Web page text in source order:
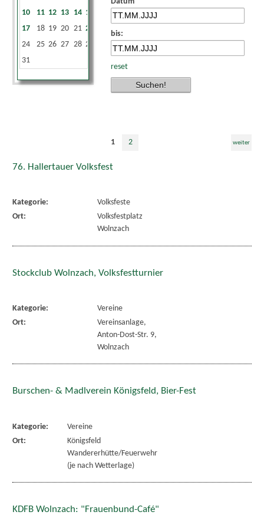
10
11 12 13 14 15
17
18 19 20 21 22
24
25 26 27 28 29
31
bis:
reset
1 2 weiter
76. Hallertauer Volksfest
Kategorie:
Volksfeste
Ort:
Volksfestplatz
Wolnzach
Stockclub Wolnzach, Volksfestturnier
Kategorie:
Vereine
Ort:
Vereinsanlage,
Anton-Dost-Str. 9,
Wolnzach
Burschen- & Madlverein Königsfeld, Bier-Fest
Kategorie:
Vereine
Ort:
Königsfeld
Wandererhütte/Feuerwehr
(je nach Wetterlage)
KDFB Wolnzach: "Frauenbund-Café"